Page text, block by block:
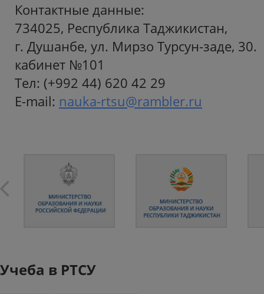
Контактные данные:
734025, Республика Таджикистан,
г. Душанбе, ул. Мирзо Турсун-заде, 30.
кабинет №101
Тел: (+992 44) 620 42 29
E-mail: nauka-rtsu@rambler.ru
Учеба в РТСУ